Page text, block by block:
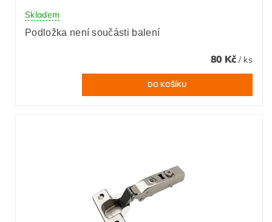
Skladem
Podložka není součásti balení
80 Kč / ks